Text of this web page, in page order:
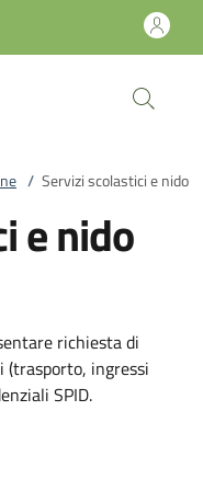
/ Servizi scolastici e nido
e nido
richiesta di
(trasporto, ingressi
SPID.